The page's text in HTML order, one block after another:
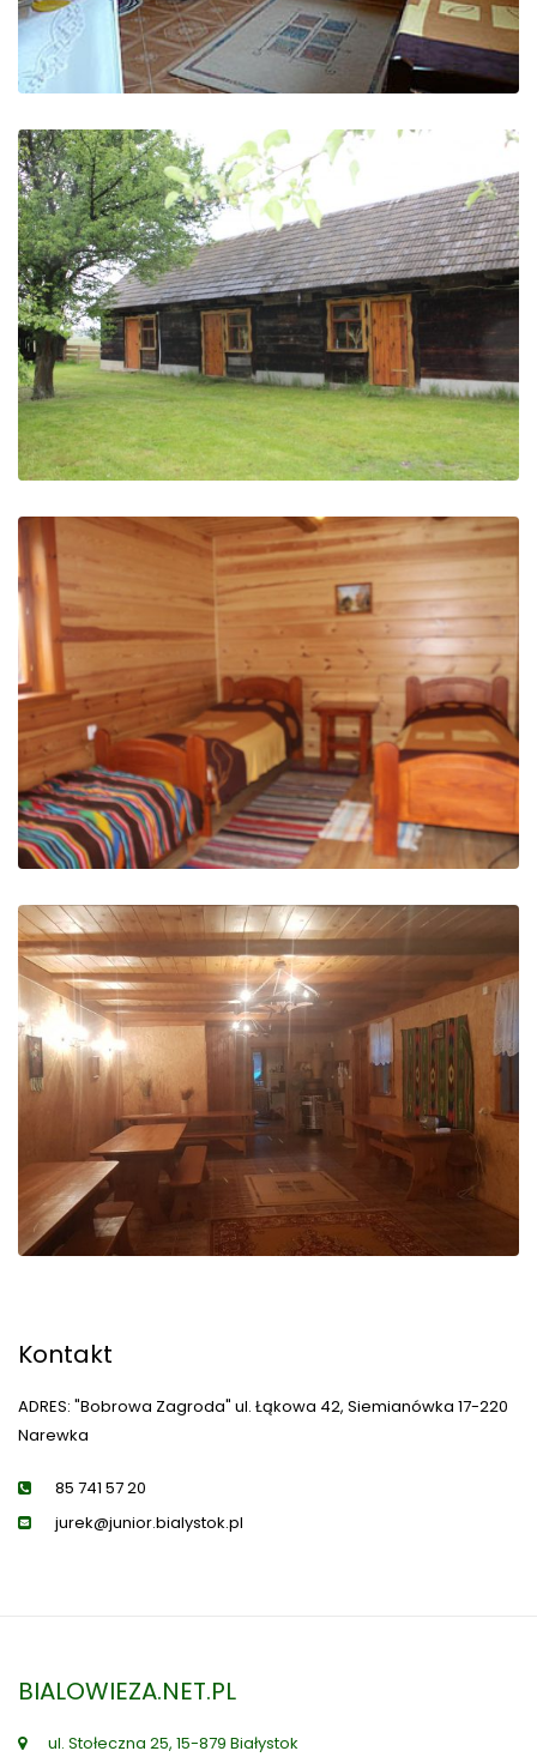
Kontakt
ADRES: "Bobrowa Zagroda" ul. Łąkowa 42, Siemianówka 17-220
Narewka
85 741 57 20
jurek@junior.bialystok.pl
BIALOWIEZA.NET.PL
ul. Stołeczna 25, 15-879 Białystok